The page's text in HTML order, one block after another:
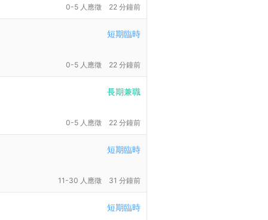
0-5 人應徵 22 分鐘前
短期臨時
0-5 人應徵 22 分鐘前
長期兼職
0-5 人應徵 22 分鐘前
短期臨時
11-30 人應徵 31 分鐘前
短期臨時